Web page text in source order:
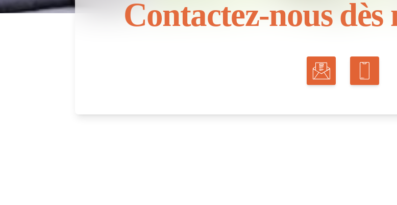
Contactez-nous